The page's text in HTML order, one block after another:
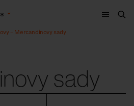
Menu
– Mercandinovy sady
sady